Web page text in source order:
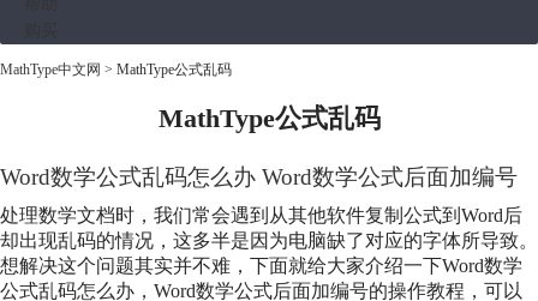
MathType中文网 > MathType公式乱码
MathType公式乱码
Word数学公式乱码怎么办 Word数学公式后面加编号
处理数学文档时，我们常会遇到从其他软件复制公式到Word后
却出现乱码的情况，这多半是因为电脑缺了对应的字体所导致。
想解决这个问题其实并不难，下面就给大家介绍一下Word数学
公式乱码怎么办，Word数学公式后面加编号的操作教程，可以